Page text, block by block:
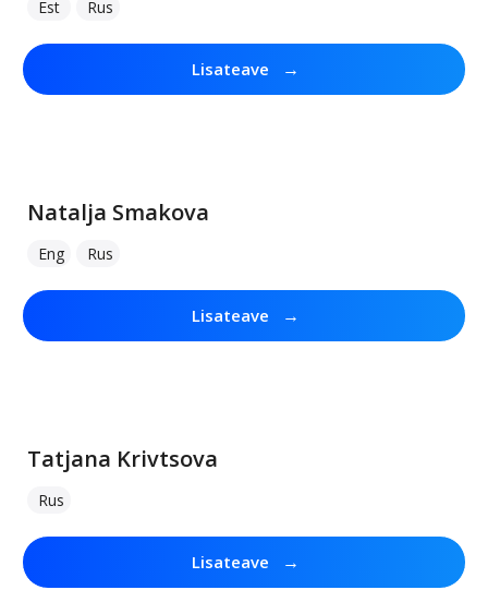
Est Rus
Lisateave →
Natalja Smakova
Eng Rus
Lisateave →
Tatjana Krivtsova
Rus
Lisateave →